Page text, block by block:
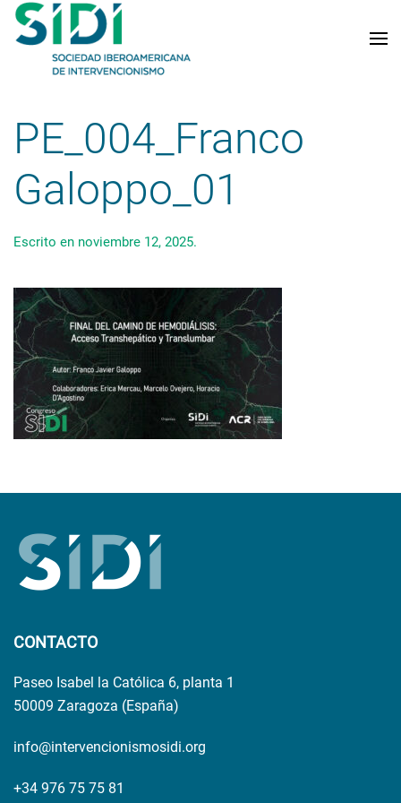
Skip to main content
PE_004_Franco
Galoppo_01
Escrito en noviembre 12, 2025.
CONTACTO
Paseo Isabel la Católica 6, planta 1
50009 Zaragoza (España)
info@intervencionismosidi.org
+34 976 75 75 81